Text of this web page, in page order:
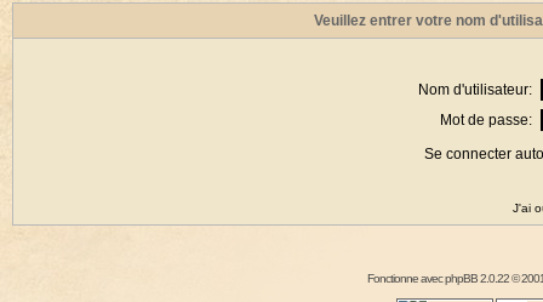
Veuillez entrer votre nom
Nom d'utilisateur:
Mot de passe:
Se connecter
J'ai
Fonctionne avecphpBB2.0.22 ©